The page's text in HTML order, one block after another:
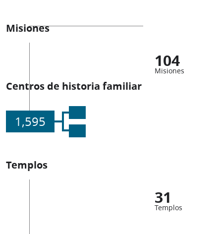
Misiones
104
Misiones
Centros de historia familiar
1,595
Templos
31
Templos